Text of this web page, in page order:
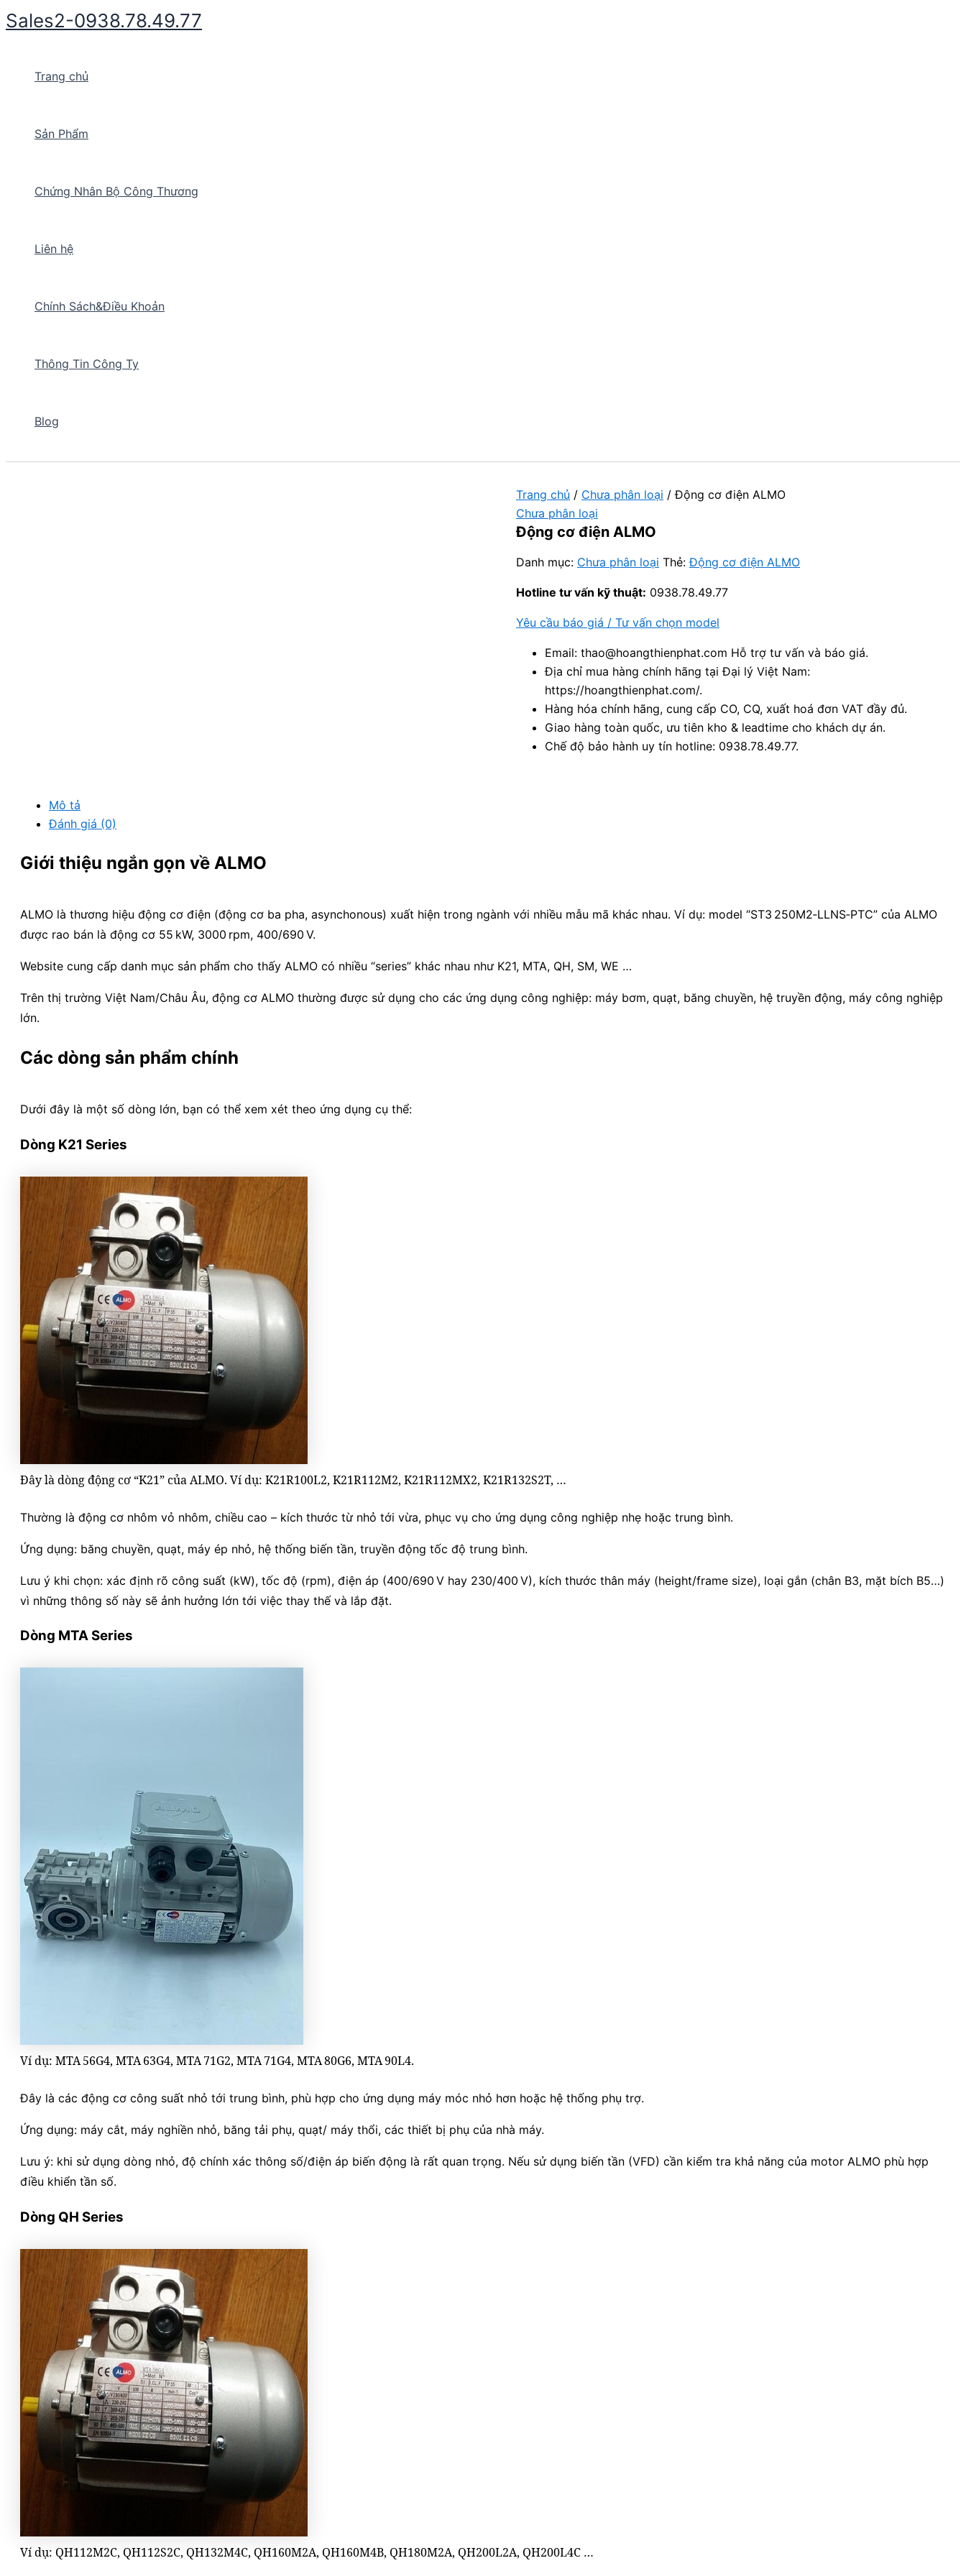
Nhảy
tới
Sales2-0938.78.49.77
Trang chủ
Sản Phẩm
Chứng Nhân Bộ Công Thương
Liên hệ
Chính Sách&Điều Khoản
Thông Tin Công Ty
Blog
Trang chủ / Chưa phân loại / Động cơ điện ALMO
Chưa phân loại
Động cơ điện ALMO
Danh mục: Chưa phân loại Thẻ:Động cơ điện ALMO
Hotline tư vấn kỹ thuật: 0938.78.49.77
Yêu cầu báo giá / Tư vấn chọn model
Email: thao@hoangthienphat.com Hỗ trợ tư vấn và báo giá.
Địa chỉ mua hàng chính hãng tại Đại lý Việt Nam:
https://hoangthienphat.com/.
Hàng hóa chính hãng, cung cấp CO, CQ, xuất hoá đơn VAT đầy đủ.
Giao hàng toàn quốc, ưu tiên kho & leadtime cho khách dự án.
Chế độ bảo hành uy tín hotline: 0938.78.49.77.
Mô tả
Đánh giá (0)
Giới thiệu ngắn gọn về ALMO
ALMO là thương hiệu động cơ điện (động cơ ba pha, asynchonous) xuất hiện trong ngành với nhiều mẫu mã khác nhau. Ví dụ: model “ST3 250M2‑LLNS‑PTC” của ALMO
được rao bán là động cơ 55 kW, 3000 rpm, 400/690 V.
Website cung cấp danh mục sản phẩm cho thấy ALMO có nhiều “series” khác nhau như K21, MTA, QH, SM, WE …
Trên thị trường Việt Nam/Châu Âu, động cơ ALMO thường được sử dụng cho các ứng dụng công nghiệp: máy bơm, quạt, băng chuyền, hệ truyền động, máy công nghiệp
lớn.
Các dòng sản phẩm chính
Dưới đây là một số dòng lớn, bạn có thể xem xét theo ứng dụng cụ thể:
Dòng K21 Series
Đây là dòng động cơ “K21” của ALMO. Ví dụ: K21R100L2, K21R112M2, K21R112MX2, K21R132S2T, …
Thường là động cơ nhôm vỏ nhôm, chiều cao – kích thước từ nhỏ tới vừa, phục vụ cho ứng dụng công nghiệp nhẹ hoặc trung bình.
Ứng dụng: băng chuyền, quạt, máy ép nhỏ, hệ thống biến tần, truyền động tốc độ trung bình.
Lưu ý khi chọn: xác định rõ công suất (kW), tốc độ (rpm), điện áp (400/690 V hay 230/400 V), kích thước thân máy (height/frame size), loại gắn (chân B3, mặt bích B5…)
vì những thông số này sẽ ảnh hưởng lớn tới việc thay thế và lắp đặt.
Dòng MTA Series
Ví dụ: MTA 56G4, MTA 63G4, MTA 71G2, MTA 71G4, MTA 80G6, MTA 90L4.
Đây là các động cơ công suất nhỏ tới trung bình, phù hợp cho ứng dụng máy móc nhỏ hơn hoặc hệ thống phụ trợ.
Ứng dụng: máy cắt, máy nghiền nhỏ, băng tải phụ, quạt/ máy thổi, các thiết bị phụ của nhà máy.
Lưu ý: khi sử dụng dòng nhỏ, độ chính xác thông số/điện áp biến động là rất quan trọng. Nếu sử dụng biến tần (VFD) cần kiểm tra khả năng của motor ALMO phù hợp
điều khiển tần số.
Dòng QH Series
Ví dụ: QH112M2C, QH112S2C, QH132M4C, QH160M2A, QH160M4B, QH180M2A, QH200L2A, QH200L4C …